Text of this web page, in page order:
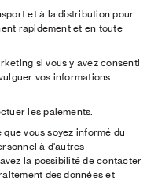
et à la distribution pour
rapidement et en toute
si vous y avez consenti
vos informations
les paiements.
vous soyez informé du
à d'autres
la possibilité de contacter
des données et